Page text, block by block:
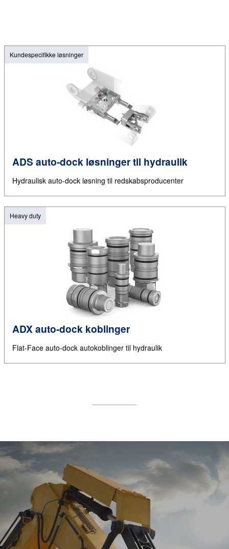
Kundespecifikke løsninger
ADS auto-dock løsninger til hydraulik
Hydraulisk auto-dock løsning til redskabsproducenter
Heavy duty
ADX auto-dock koblinger
Flat-Face auto-dock autokoblinger til hydraulik